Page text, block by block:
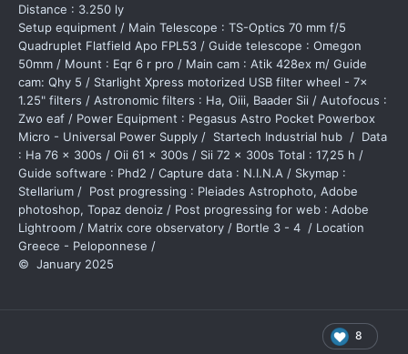
Distance : 3.250 ly
Setup equipment / Main Telescope : TS-Optics 70 mm f/5
Quadruplet Flatfield Apo FPL53 / Guide telescope : Omegon
50mm / Mount : Eqr 6 r pro / Main cam : Atik 428ex m/ Guide
cam: Qhy 5 / Starlight Xpress motorized USB filter wheel - 7x
1.25" filters / Astronomic filters : Ha, Oiii, Baader Sii / Autofocus :
Zwo eaf / Power Equipment : Pegasus Astro Pocket Powerbox
Micro - Universal Power Supply / Startech Industrial hub / Data
: Ha 76 x 300s / Oii 61 x 300s / Sii 72 x 300s Total : 17,25 h /
Guide software : Phd2 / Capture data : N.I.N.A / Skymap :
Stellarium / Post progressing : Pleiades Astrophoto, Adobe
photoshop, Topaz denoiz / Post progressing for web : Adobe
Lightroom / Matrix core observatory / Bortle 3 - 4 / Location
Greece - Peloponnese /
© January 2025
8